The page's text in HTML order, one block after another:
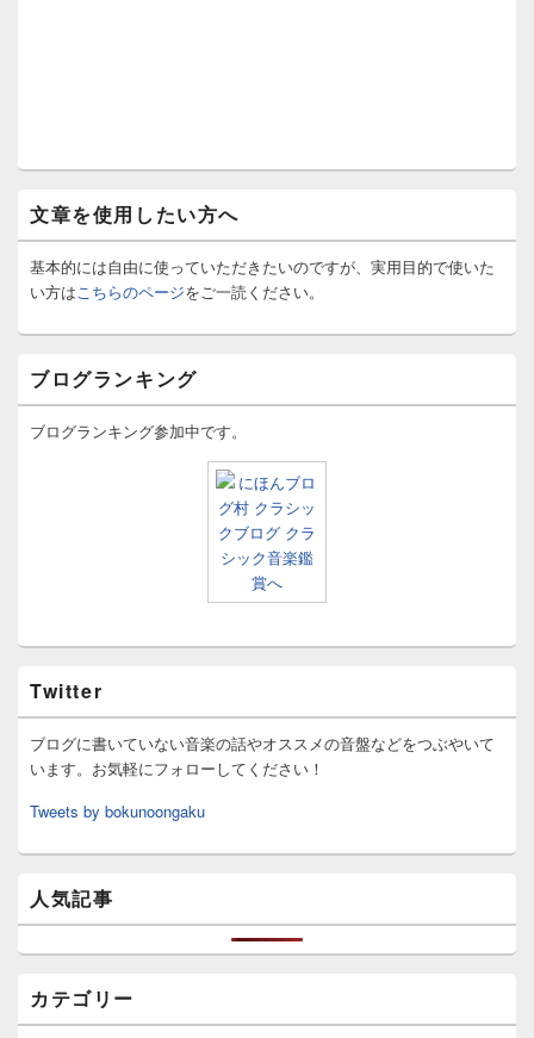
文章を使用したい方へ
基本的には自由に使っていただきたいのですが、実用目的で使いた
い方はこちらのページをご一読ください。
ブログランキング
ブログランキング参加中です。
Twitter
ブログに書いていない音楽の話やオススメの音盤などをつぶやいて
います。お気軽にフォローしてください！
Tweets by bokunoongaku
人気記事
カテゴリー